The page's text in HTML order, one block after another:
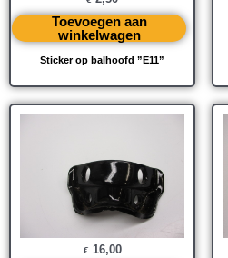
Sticker op balhoofd ”E11”
Toevoegen aan
winkelwagen
€ 16,00